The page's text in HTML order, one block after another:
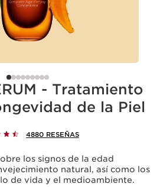
- Tratamiento
de la Piel
4880 RESEÑAS
los signos de la edad
natural, así como los
de vida y el medioambiente.